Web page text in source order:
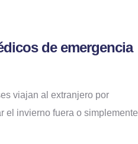
de emergencia
viajan al extranjero por
el invierno fuera o simplemente